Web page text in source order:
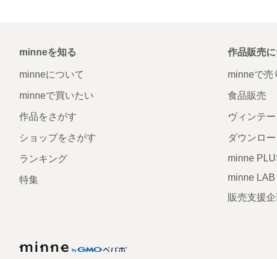
minneを知る
minneについて
minneで買いたい
作品をさがす
ショップをさがす
ランキング
特集
作品販売
minneで売
食品販売
ヴィンテ
ダウンロ
minne
minne LAB
販売支援